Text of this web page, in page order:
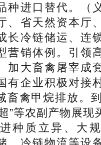
种进口替代。（
、省天然资本厅
长冷链储运、连
营销体例。引领
加大畜禽屠宰成
有企业积极对接
畜禽甲烷排放。
”等农副产物展现
种质立异、大